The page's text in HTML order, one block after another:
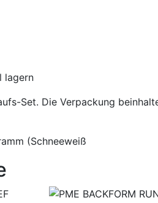
lagern
Set. Die Verpackung
(Schneeweiß